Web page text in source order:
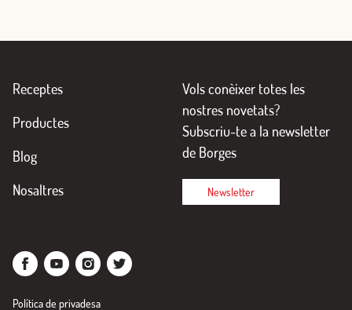
Receptes
Productes
Blog
Nosaltres
Vols conèixer totes les
nostres novetats?
Subscriu-te a la newsletter
de Borges
Newsletter
Política de privadesa